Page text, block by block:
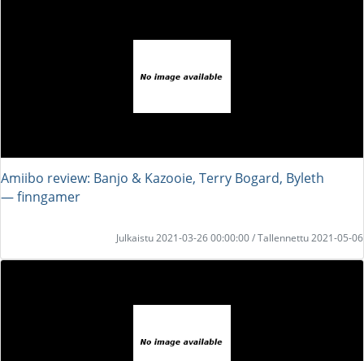
Amiibo review: Banjo & Kazooie, Terry Bogard, Byleth
― finngamer
Julkaistu 2021-03-26 00:00:00 / Tallennettu 2021-05-06